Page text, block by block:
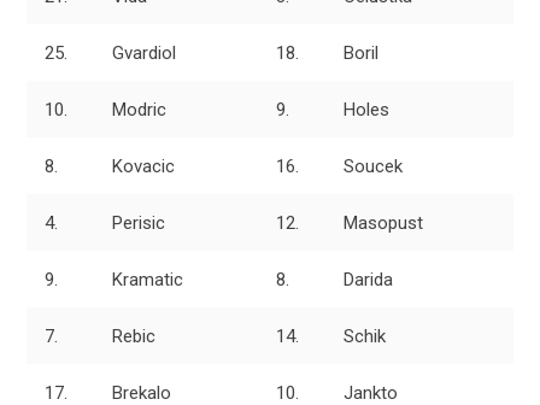
25. Gvardiol 18. Boril
10. Modric 9. Holes
8. Kovacic 16. Soucek
4. Perisic 12. Masopust
9. Kramatic 8. Darida
7. Rebic 14. Schik
17. Brekalo 10. Jankto